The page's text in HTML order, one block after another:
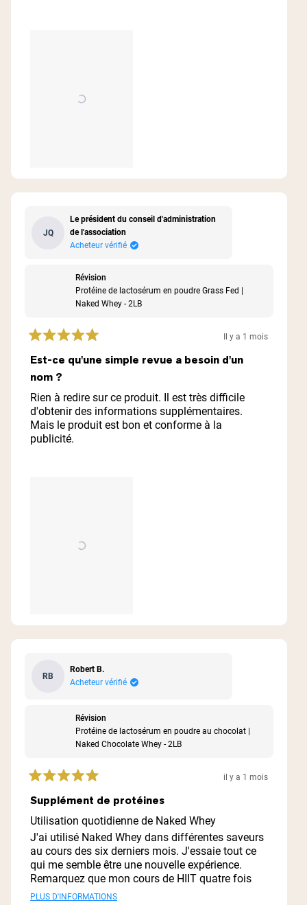
JQ
Le président du conseil d'administration
de l'association
Acheteur vérifié
Révision
Protéine de lactosérum en poudre Grass Fed |
Naked Whey - 2LB
Noté
5
sur
5
Il y a 1 mois
Est-ce qu'une simple revue a besoin d'un
nom ?
Rien à redire sur ce produit. Il est très difficile
d'obtenir des informations supplémentaires.
Mais le produit est bon et conforme à la
publicité.
RB
Robert B.
Acheteur vérifié
Révision
Protéine de lactosérum en poudre au chocolat |
Naked Chocolate Whey - 2LB
Noté
5
sur
5
étoiles
il y a 1 mois
Supplément de protéines
Utilisation quotidienne de Naked Whey
J'ai utilisé Naked Whey dans différentes saveurs
au cours des six derniers mois. J'essaie tout ce
qui me semble être une nouvelle expérience.
Remarquez que mon cours de HIIT quatre fois
par semaine utilise les protéines
PLUS D'INFORMATIONS